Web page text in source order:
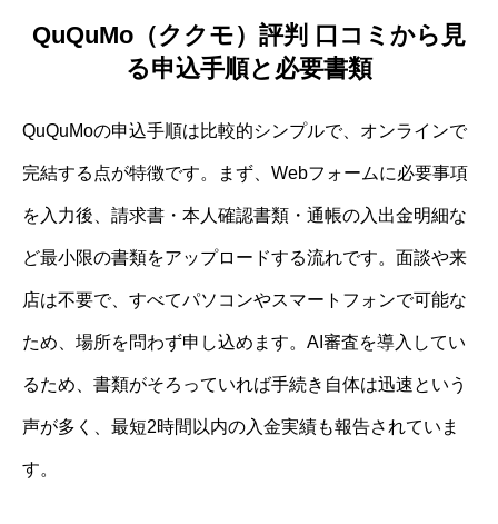
QuQuMo（ククモ）評判 口コミから見
る申込手順と必要書類
QuQuMoの申込手順は比較的シンプルで、オンラインで
完結する点が特徴です。まず、Webフォームに必要事項
を入力後、請求書・本人確認書類・通帳の入出金明細な
ど最小限の書類をアップロードする流れです。面談や来
店は不要で、すべてパソコンやスマートフォンで可能な
ため、場所を問わず申し込めます。AI審査を導入してい
るため、書類がそろっていれば手続き自体は迅速という
声が多く、最短2時間以内の入金実績も報告されていま
す。